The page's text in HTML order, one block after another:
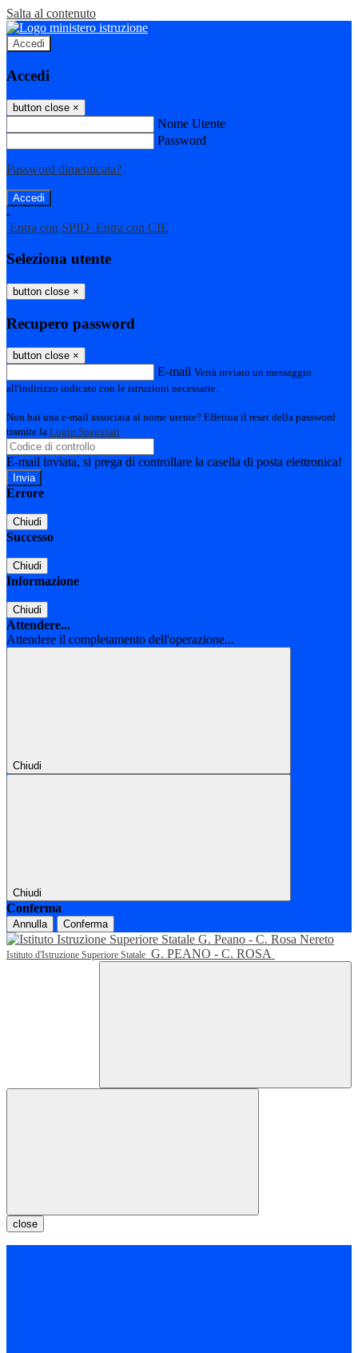
Salta al contenuto
Accedi
Accedi
button close ×
Nome Utente
Password
Password dimenticata?
-
Entra con SPID Entra con CIE
Seleziona utente
button close ×
Recupero password
button close ×
E-mail Verrà inviato un messaggio
all'indirizzo indicato con le istruzioni necessarie.
Non hai una e-mail associata al nome utente? Effettua il reset della password
tramite la Login Spaggiari
E-mail inviata, si prega di controllare la casella di posta elettronica!
Errore
Chiudi
Successo
Chiudi
Informazione
Chiudi
Attendere...
Attendere il completamento dell'operazione...
Chiudi
Chiudi
Conferma
Annulla Conferma
Istituto d'Istruzione Superiore Statale G. PEANO - C. ROSA
close